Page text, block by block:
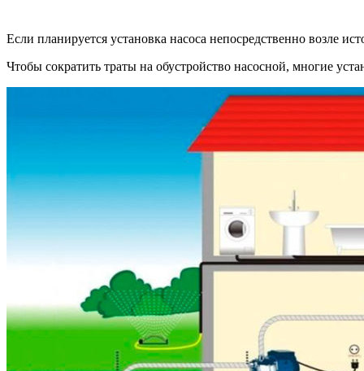
Если планируется установка насоса непосредственно возле
Чтобы сократить траты на обустройство насосной, многие